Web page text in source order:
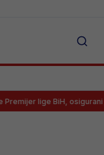
BiH, osigurani TV